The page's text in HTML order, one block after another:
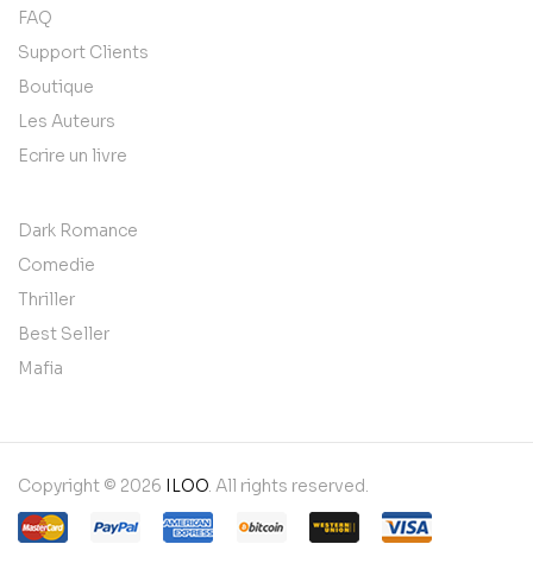
FAQ
Support Clients
Boutique
Les Auteurs
Ecrire un livre
Dark Romance
Comedie
Thriller
Best Seller
Mafia
Copyright © 2026 ILOO. All rights reserved.